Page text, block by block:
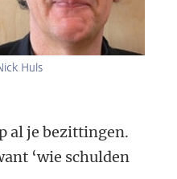
Huls
al je bezittingen.
‘wie schulden